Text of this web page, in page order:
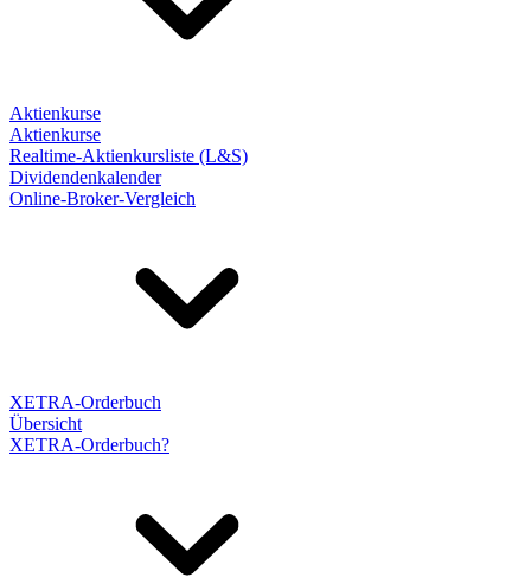
Aktienkurse
Aktienkurse
Realtime-Aktienkursliste (L&S)
Dividendenkalender
Online-Broker-Vergleich
XETRA-Orderbuch
Übersicht
XETRA-Orderbuch?